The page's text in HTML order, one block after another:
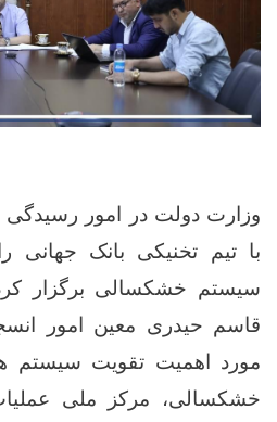
وزارت دولت در امور رسیدگی
با تیم تخنیکی بانک جهانی
سیستم خشکسالی برگزار
قاسم حیدری معین امور
مورد اهمیت تقویت سیستم
خشکسالی، مرکز ملی